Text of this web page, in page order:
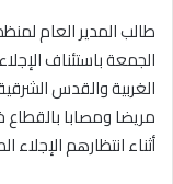
طالب المدير العام
الجمعة باستئناف
أثناء انتظارهم الإجلاء